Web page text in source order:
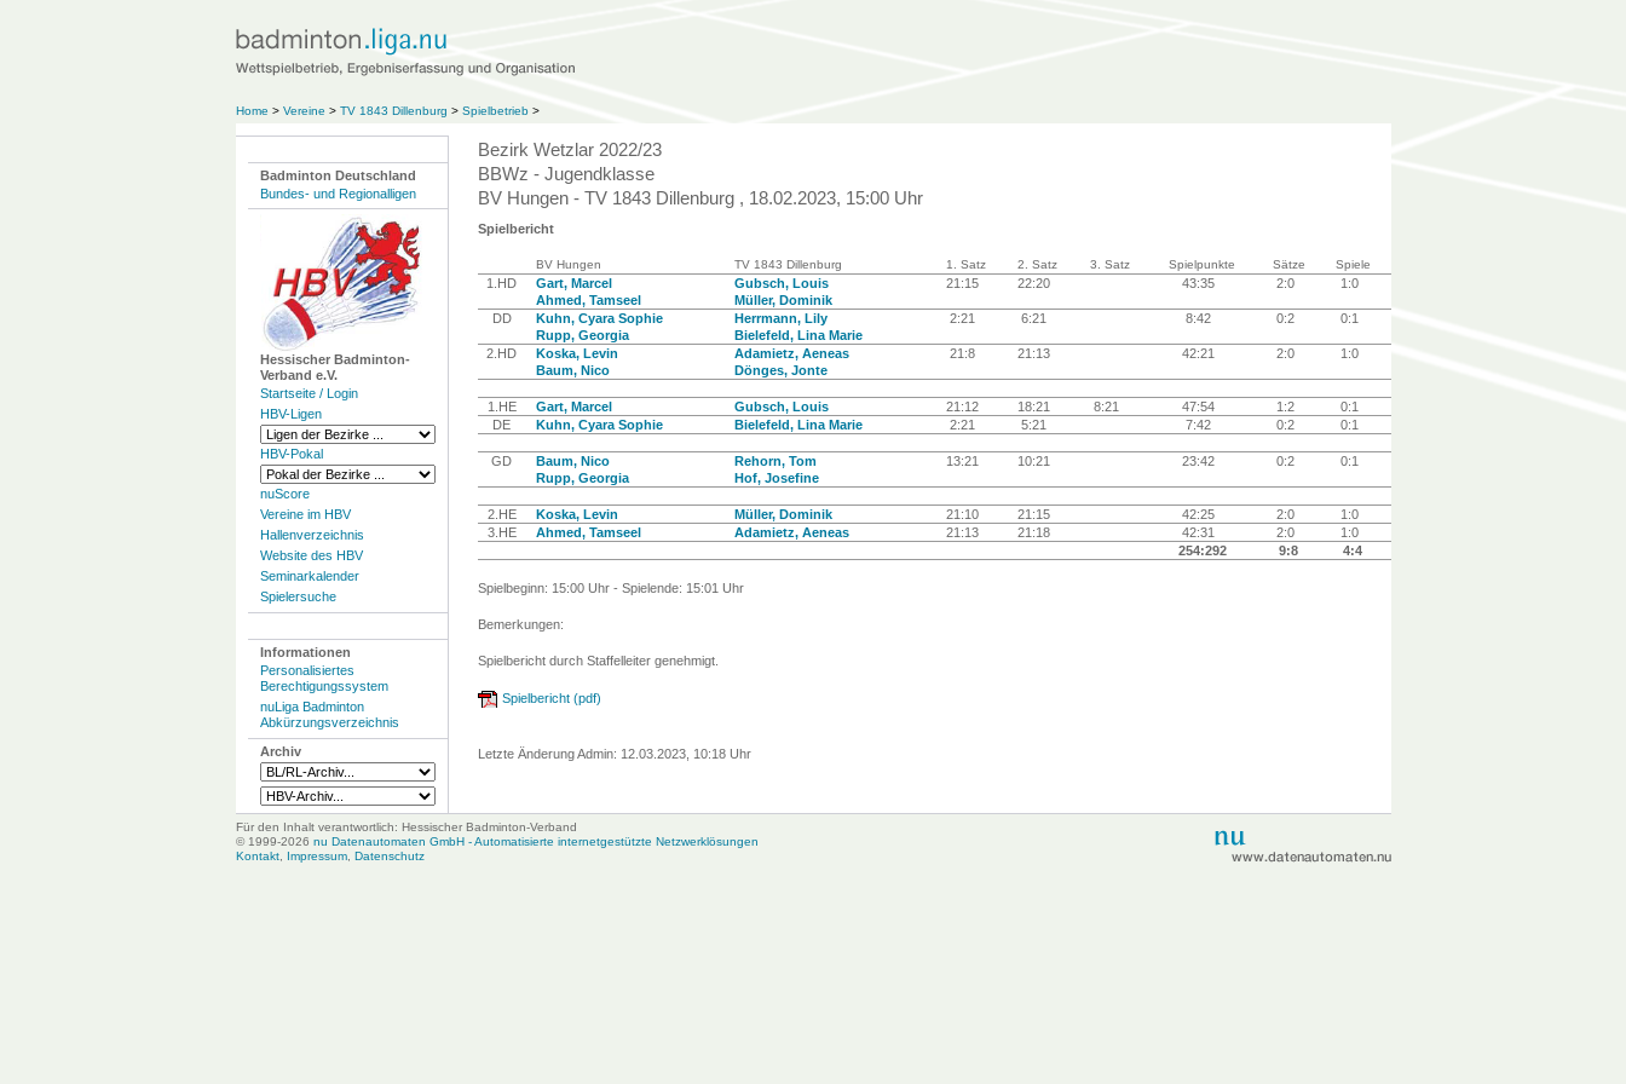
Home > Vereine > TV 1843 Dillenburg > Spielbetrieb>
Badminton Deutschland
Bundes- und Regionalligen
Hessischer Badminton-
Verband e.V.
Startseite / Login
HBV-Ligen
HBV-Pokal
nuScore
Vereine im HBV
Hallenverzeichnis
Website des HBV
Seminarkalender
Spielersuche
Informationen
Personalisiertes
Berechtigungssystem
nuLiga Badminton
Abkürzungsverzeichnis
Archiv
Bezirk Wetzlar 2022/23
BBWz - Jugendklasse
BV Hungen - TV 1843 Dillenburg , 18.02.2023, 15:00 Uhr
Spielbericht
BV Hungen TV 1843 Dillenburg 1. Satz 2. Satz 3. Satz Spielpunkte Sätze Spiele
1.HD
Gart, Marcel
Ahmed, Tamseel
Gubsch, Louis
Müller, Dominik
21:15 22:20 43:35 2:0 1:0
DD
Kuhn, Cyara Sophie
Rupp, Georgia
Herrmann, Lily
Bielefeld, Lina Marie
2:21 6:21 8:42 0:2 0:1
2.HD
Koska, Levin
Baum, Nico
Adamietz, Aeneas
Dönges, Jonte
21:8 21:13 42:21 2:0 1:0
1.HE Gart, Marcel Gubsch, Louis 21:12 18:21 8:21 47:54 1:2
0:1
DE
Kuhn, Cyara Sophie Bielefeld, Lina Marie 2:21 5:21 7:42 0:2 0:1
GD
Baum, Nico
Rupp, Georgia
Rehorn, Tom
Hof, Josefine
13:21 10:21 23:42 0:2 0:1
2.HE Koska, Levin Müller, Dominik 21:10 21:15 42:25 2:0
1:0
3.HE
Ahmed, Tamseel Adamietz, Aeneas 21:13 21:18 42:31 2:0
1:0
254:292
9:8 4:4
Spielbeginn: 15:00 Uhr - Spielende: 15:01 Uhr
Bemerkungen:
Spielbericht durch Staffelleiter genehmigt.
Spielbericht (pdf)
Letzte Änderung Admin: 12.03.2023, 10:18 Uhr
Für den Inhalt verantwortlich: Hessischer Badminton-Verband
© 1999-2026 nu Datenautomaten GmbH - Automatisierte internetgestützte Netzwerklösungen
Kontakt, Impressum, Datenschutz